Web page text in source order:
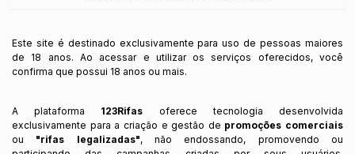
Este site é destinado exclusivamente para uso de pessoas maiores
de 18 anos. Ao acessar e utilizar os serviços oferecidos, você
confirma que possui 18 anos ou mais.
A plataforma 123Rifas oferece tecnologia desenvolvida
exclusivamente para a criação e gestão de promoções comerciais
ou "rifas legalizadas", não endossando, promovendo ou